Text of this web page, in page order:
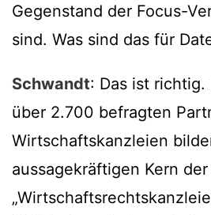
Gegenstand der Focus-
sind. Was sind das für
Schwandt: Das ist
über 2.700 befragten
Wirtschaftskanzleien
aussagekräftigen Kern